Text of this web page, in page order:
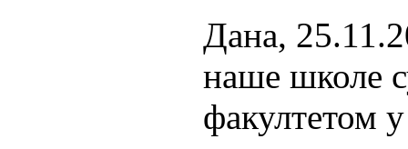
Дана,
наше школе
факултетом